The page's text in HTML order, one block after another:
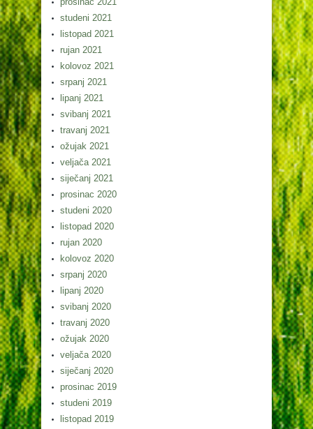
studeni 2021
listopad 2021
rujan 2021
kolovoz 2021
srpanj 2021
lipanj 2021
svibanj 2021
travanj 2021
ožujak 2021
veljača 2021
siječanj 2021
prosinac 2020
studeni 2020
listopad 2020
rujan 2020
kolovoz 2020
srpanj 2020
lipanj 2020
svibanj 2020
travanj 2020
ožujak 2020
veljača 2020
siječanj 2020
prosinac 2019
studeni 2019
listopad 2019